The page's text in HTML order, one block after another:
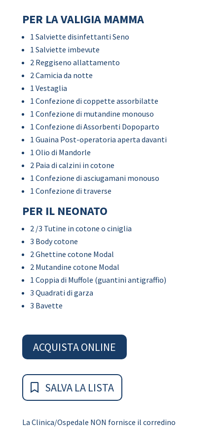
PER LA VALIGIA MAMMA
1 Salviette disinfettanti Seno
1 Salviette imbevute
2 Reggiseno allattamento
2 Camicia da notte
1 Vestaglia
1 Confezione di coppette assorbilatte
1 Confezione di mutandine monouso
1 Confezione di Assorbenti Dopoparto
1 Guaina Post-operatoria aperta davanti
1 Olio di Mandorle
2 Paia di calzini in cotone
1 Confezione di asciugamani monouso
1 Confezione di traverse
PER IL NEONATO
2 /3 Tutine in cotone o ciniglia
3 Body cotone
2 Ghettine cotone Modal
2 Mutandine cotone Modal
1 Coppia di Muffole (guantini antigraffio)
3 Quadrati di garza
3 Bavette
ACQUISTA ONLINE
SALVA LA LISTA
La Clinica/Ospedale NON fornisce il corredino